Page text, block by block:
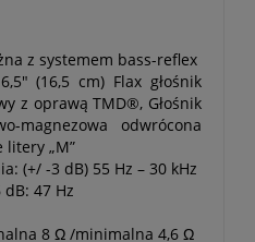
z systemem bass-reflex
(16,5 cm) Flax głośnik
z oprawą TMD®, Głośnik
magnezowa odwrócona
litery „M”
(+/ -3 dB) 55 Hz – 30 kHz
47 Hz
8 Ω /minimalna 4,6 Ω